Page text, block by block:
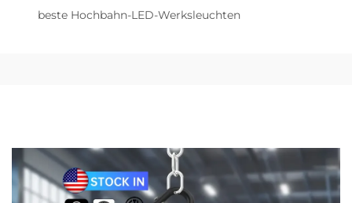
beste Hochbahn-LED-Werksleuchten